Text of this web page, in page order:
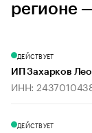
регионе
ДЕЙСТВУЕТ
ИП Захарков
ИНН:
ДЕЙСТВУЕТ